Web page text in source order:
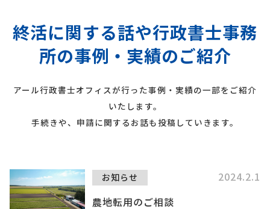
終活に関する話や行政書士事務
所の事例・実績のご紹介
アール行政書士オフィスが行った事例・実績の一部をご紹介
いたします。
手続きや、申請に関するお話も投稿していきます。
お知らせ
2024.2.1
農地転用のご相談